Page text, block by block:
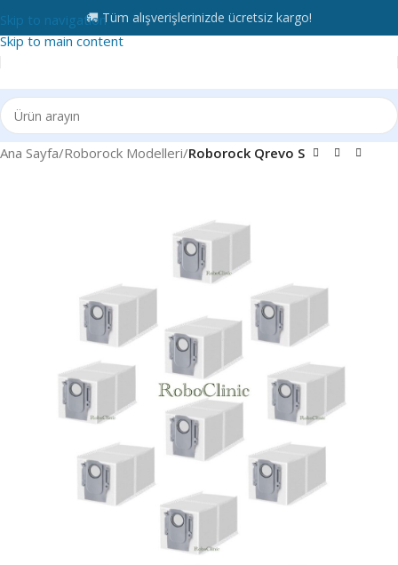
Skip to navigation
Skip to main content
🚚 Tüm alışverişlerinizde ücretsiz kargo!
Ana Sayfa Roborock Modelleri Roborock Qrevo S